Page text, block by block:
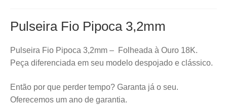
Pulseira Fio Pipoca 3,2mm
Pulseira Fio Pipoca 3,2mm – Folheada à Ouro 18K.
Peça diferenciada em seu modelo despojado e clássico.
Então por que perder tempo? Garanta já o seu.
Oferecemos um ano de garantia.